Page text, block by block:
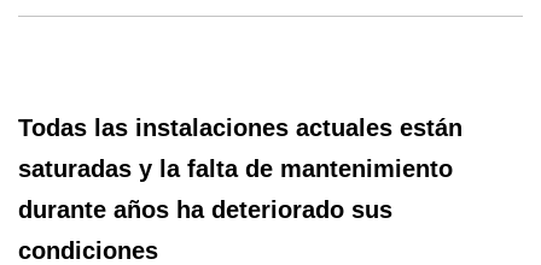
Todas las instalaciones actuales están
saturadas y la falta de mantenimiento
durante años ha deteriorado sus
condiciones